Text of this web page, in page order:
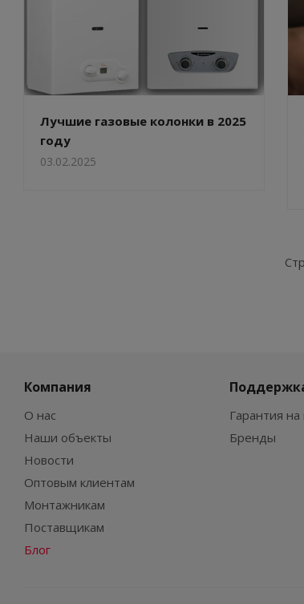
Лучшие газовые колонки в 2025
году
03.02.2025
Компания
О нас
Наши объекты
Новости
Оптовым клиентам
Монтажникам
Поставщикам
Блог
Гарантия
Бренды